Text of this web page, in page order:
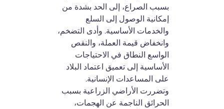
بسبب الصراع، إلى الحد بشدة من
إمكانية الوصول إلى السلع
والخدمات الأساسية. وأدى التضخم،
وانخفاض قيمة العملة، والنقص
الواسع النطاق في الاحتياجات
الأساسية إلى تعميق اعتماد البلاد
على المساعدات الإنسانية.
وتضررت الأراضي الزراعية بسبب
الحرائق الناجمة عن الهجمات،